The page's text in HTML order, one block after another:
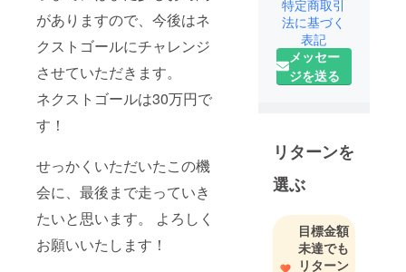
がありますので、今後はネ
クストゴールにチャレンジ
させていただきます。
ネクストゴールは30万円で
す！
せっかくいただいたこの機
会に、最後まで走っていき
たいと思います。 よろしく
お願いいたします！
自分のこと
は後回しで
髪の毛振り
たら
2020年、あ
る日大きい
かっている
ことが判
明。
特定商取引
法に基づく
表記
メッセー
ジを送る
リターンを
選ぶ
目標金額
未達でも
リターン